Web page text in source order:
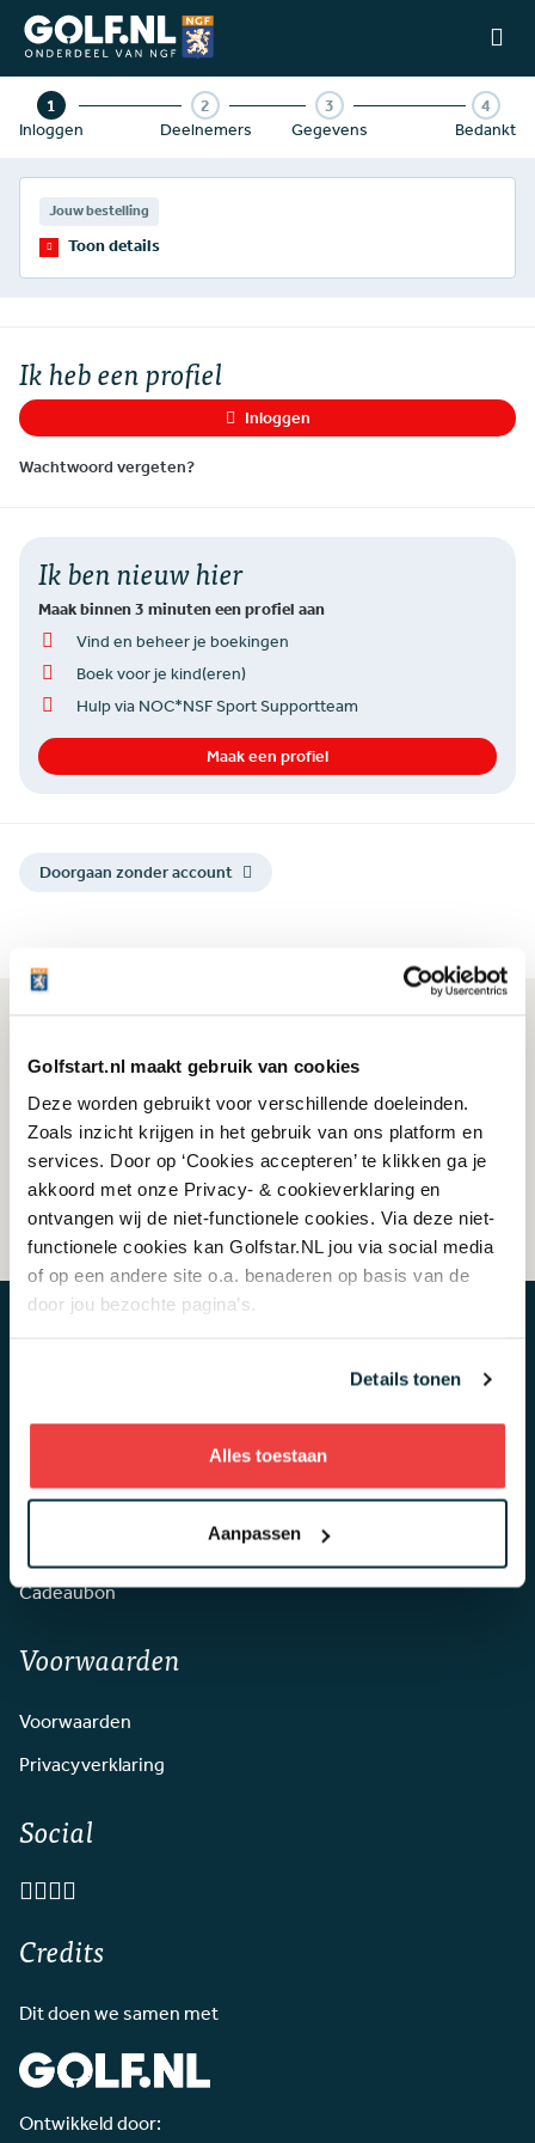
Golfstart.nl maakt gebruik van cookies
Deze worden gebruikt voor verschillende doeleinden.
Zoals inzicht krijgen in het gebruik van ons platform en
services. Door op ‘Cookies accepteren’ te klikken ga je
akkoord met onze Privacy- & cookieverklaring en
ontvangen wij de niet-functionele cookies. Via deze niet-
functionele cookies kan Golfstar.NL jou via social media
of op een andere site o.a. benaderen op basis van de
door jou bezochte pagina’s.
Details tonen
Alles toestaan
Aanpassen
Ga naar de homepage van Golfstart
1
Inloggen
2
Deelnemers
3
Gegevens
4
Bedankt
Jouw bestelling
Toon details
Ik heb een profiel
Inloggen
Wachtwoord vergeten?
Ik ben nieuw hier
Maak binnen 3 minuten een profiel aan
Vind en beheer je boekingen
Boek voor je kind(eren)
Hulp via NOC*NSF Sport Supportteam
Maak een profiel
Doorgaan zonder account
Supporters van golf
Contact
Meedoen als club of baan
Cadeaubon
Voorwaarden
Voorwaarden
Privacyverklaring
Social
Credits
Dit doen we samen met
Ontwikkeld door: